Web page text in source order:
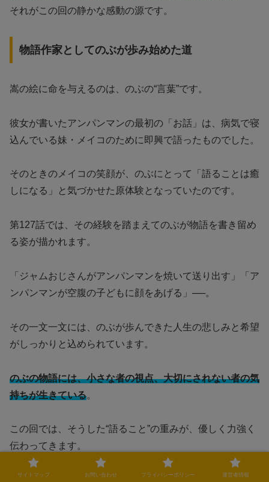
それがこの回の静かな感動の源です。
物語作家としてのぶが歩み始めた道
嵩の絵に命を与えるのは、のぶの“言葉”です。
彼女が書いたアンパンマンの最初の「お話」は、病気で寝
込んでいる妹・メイコのために即興で語ったものでした。
そのときのメイコの笑顔が、のぶにとって「語ることは癒
しになる」と気づかせた原体験となっていたのです。
第127話では、その経験を踏まえてのぶが物語を書き留め
る姿が描かれます。
「ジャムおじさんがアンパンマンを焼いて送り出す」「ア
ンパンマンが空腹の子どもに顔をあげる」──。
その一文一文には、のぶが歩んできた人生の悲しみと希望
がしっかりと込められています。
のぶの物語には、小さな者の視点、大切にされない者の気
持ちが生きている。
この回では、そうした“語ること”の重みが、優しく力強く
伝わってきます。
サイトマップ お問い合わせ プライバシーポリシー 運営者情報